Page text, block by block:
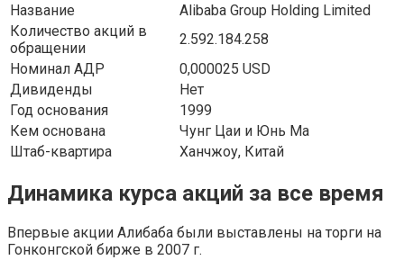
Название
Alibaba Group Holding Limited
Количество акций в
обращении
2.592.184.258
Номинал АДР
0,000025 USD
Дивиденды
Нет
Год основания
1999
Кем основана
Чунг Цаи и Юнь Ма
Штаб-квартира
Ханчжоу, Китай
Динамика курса акций за все время
Впервые акции Алибаба были выставлены на торги на
Гонконгской бирже в 2007 г.